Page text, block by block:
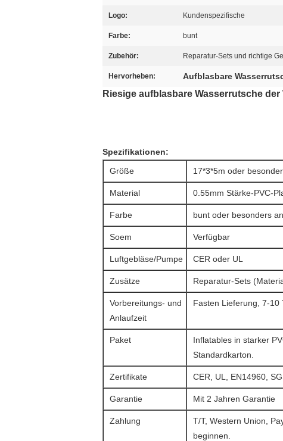
Logo: Kundenspezifische
Farbe: bunt
Zubehör: Reparatur-Sets und richtige
Hervorheben: Aufblasbare
Riesige aufblasbare Wasserrutsche
Spezifikationen:
Größe
17*3*5m oder
Material 0.55mm Stärke-PVC-
Farbe bunt oder besonders
Soem Verfügbar
Luftgebläse/Pumpe CER oder UL
Zusätze Reparatur-Sets
Vorbereitungs- und
Anlaufzeit
Fasten Lieferung, 7-10
Paket
Inflatables in starker
Standardkarton.
Zertifikate CER, UL, EN14960,
Garantie Mit 2 Jahren Garantie
Zahlung
T/T, Western Union,
beginnen.